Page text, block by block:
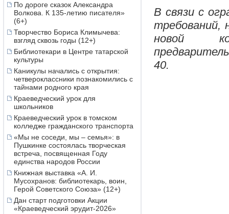
По дороге сказок Александра
Волкова. К 135-летию писателя»
(6+)
Творчество Бориса Климычева:
взгляд сквозь годы (12+)
Библиотекари в Центре татарской
культуры
Каникулы начались с открытия:
четвероклассники познакомились с
тайнами родного края
Краеведческий урок для
школьников
Краеведческий урок в томском
колледже гражданского транспорта
«Мы не соседи, мы – семья»: в
Пушкинке состоялась творческая
встреча, посвященная Году
единства народов России
Книжная выставка «А. И.
Мусохранов: библиотекарь, воин,
Герой Советского Союза» (12+)
Дан старт подготовки Акции
«Краеведческий эрудит-2026»
В связи с
требований,
новой
40.